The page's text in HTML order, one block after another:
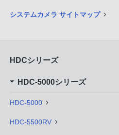
システムカメラ サイトマップ
HDCシリーズ
HDC-5000シリーズ
HDC-5000
HDC-5500RV